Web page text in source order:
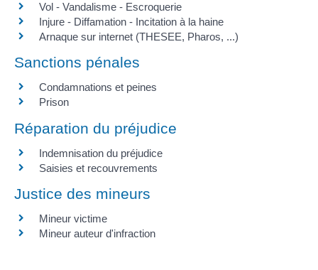
Vol - Vandalisme - Escroquerie
Injure - Diffamation - Incitation à la haine
Arnaque sur internet (THESEE, Pharos, ...)
Sanctions pénales
Condamnations et peines
Prison
Réparation du préjudice
Indemnisation du préjudice
Saisies et recouvrements
Justice des mineurs
Mineur victime
Mineur auteur d'infraction